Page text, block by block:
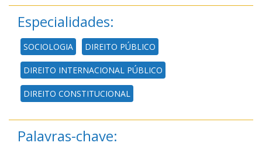
Especialidades:
SOCIOLOGIA DIREITO PÚBLICO
DIREITO INTERNACIONAL PÚBLICO
DIREITO CONSTITUCIONAL
Palavras-chave: